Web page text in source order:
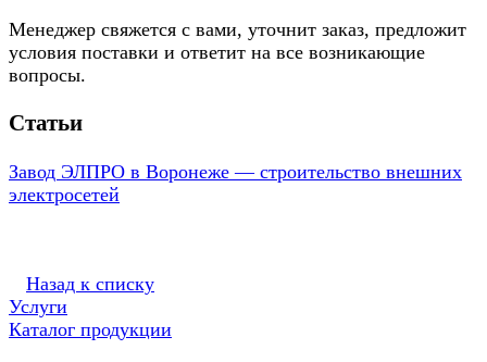
Менеджер свяжется с вами, уточнит заказ, предложит
условия поставки и ответит на все возникающие
вопросы.
Статьи
Завод ЭЛПРО в Воронеже — строительство внешних
электросетей
Назад к списку
Услуги
Каталог продукции